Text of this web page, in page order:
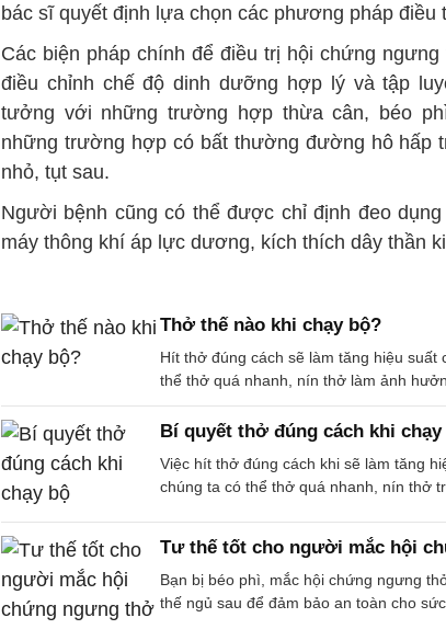
bác sĩ quyết định lựa chọn các phương pháp điều
Các biện pháp chính để điều trị hội chứng
điều chỉnh chế độ dinh dưỡng hợp lý và tập
tưởng với những trường hợp thừa cân, béo
những trường hợp có bất thường đường hô hấp
nhỏ, tụt sau.
Người bệnh cũng có thể được chỉ định đeo
máy thông khí áp lực dương, kích thích dây thần
Thở thế nào khi chạy bộ?
Hít thở đúng cách sẽ làm tăng hiệu
thể thở quá nhanh, nín thở làm ảnh
Bí quyết thở đúng cách khi chạy
Việc hít thở đúng cách khi sẽ làm tăng
chúng ta có thể thở quá nhanh, nín thở
Tư thế tốt cho người mắc hội
Bạn bị béo phì, mắc hội chứng ngưng
thế ngủ sau để đảm bảo an toàn cho sức